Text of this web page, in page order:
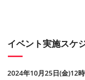
イベント実施スケ
2024年10月25日(金)12